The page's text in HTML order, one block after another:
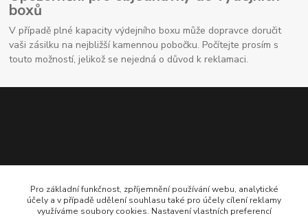
boxů
V případě plné kapacity výdejního boxu může dopravce doručit
vaši zásilku na nejbližší kamennou pobočku. Počítejte prosím s
touto možností, jelikož se nejedná o důvod k reklamaci.
Kontaktní údaje
Pro základní funkčnost, zpříjemnění používání webu, analytické
účely a v případě udělení souhlasu také pro účely cílení reklamy
využíváme soubory cookies. Nastavení vlastních preferencí